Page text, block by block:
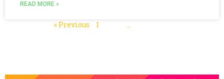
READ MORE »
« Previous 1 …